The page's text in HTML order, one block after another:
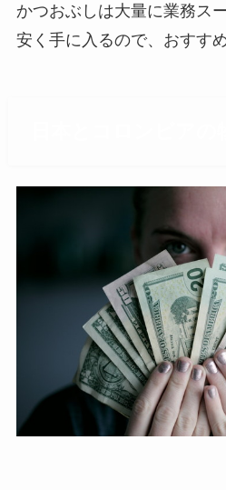
かつおぶしは大量に業務ス
安く手に入るので、おすす